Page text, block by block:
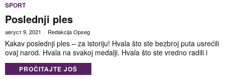
SPORT
Poslednji ples
август 9, 2021 Redakcija Opseg
Kakav poslednji ples – za istoriju! Hvala što ste bezbroj puta usrećili
ovaj narod. Hvala na svakoj medalji. Hvala što ste vredno radili i
PROČITAJTE JOŠ